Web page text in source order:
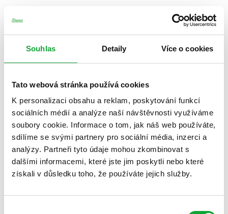
Souhlas Detaily Více o cookies
Tato webová stránka používá cookies
K personalizaci obsahu a reklam, poskytování funkcí
sociálních médií a analýze naší návštěvnosti využíváme
soubory cookie. Informace o tom, jak náš web používáte,
sdílíme se svými partnery pro sociální média, inzerci a
analýzy. Partneři tyto údaje mohou zkombinovat s
dalšími informacemi, které jste jim poskytli nebo které
získali v důsledku toho, že používáte jejich služby.